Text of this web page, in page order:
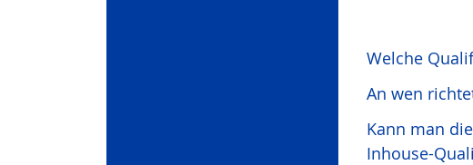
Welche
An wen
Kann man
Inhouse-